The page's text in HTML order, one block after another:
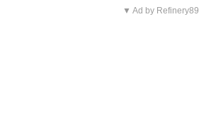
▼ Ad by Refinery89